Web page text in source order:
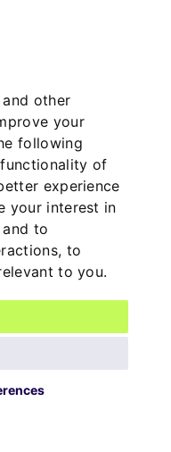
other
your
following
of
experience
your interest in
to
, to
to you.